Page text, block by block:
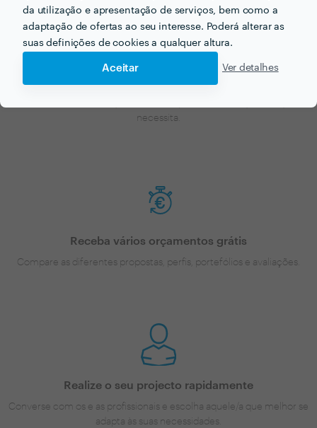
da utilização e apresentação de serviços, bem como a
adaptação de ofertas ao seu interesse. Poderá alterar as
suas definições de cookies a qualquer altura.
Aceitar Ver detalhes
Faça o seu pedido sem compromisso
necessita.
Receba vários orçamentos grátis
Compare as diferentes propostas, perfis, portefólios e avaliações.
Realize o seu projecto rapidamente
Converse com os e as profissionais e escolha aquele/a que melhor se
adapta às suas necessidades.